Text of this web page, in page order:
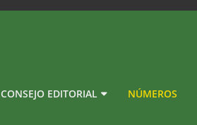
CONSEJO EDITORIAL NÚMEROS